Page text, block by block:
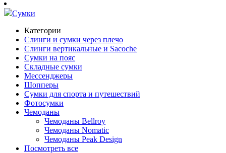
Сумки
Категории
Слинги и сумки через плечо
Слинги вертикальные и Sacoche
Сумки на пояс
Складные сумки
Мессенджеры
Шопперы
Сумки для спорта и путешествий
Фотосумки
Чемоданы
Чемоданы Bellroy
Чемоданы Nomatic
Чемоданы Peak Design
Посмотреть все